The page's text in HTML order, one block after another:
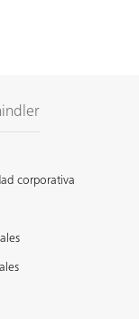
corporativa